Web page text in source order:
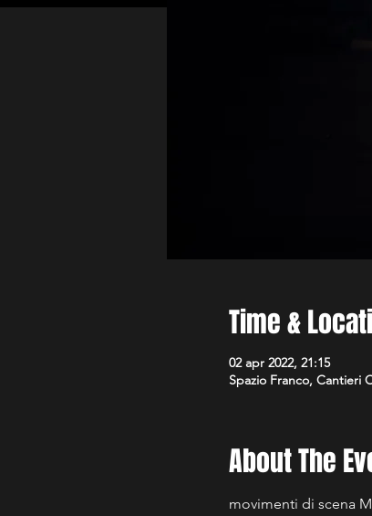
Time &
02 apr 2022, 21:15
Spazio Franco, Cantieri
About The
movimenti di scena